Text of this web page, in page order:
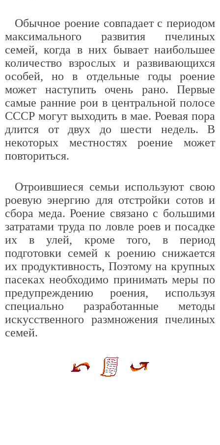
Обычное роение совпадает с периодом
максимального развития пчелиных
семей, когда в них бывает наибольшее
количество взрослых и развивающихся
особей, но в отдельные годы роение
может наступить очень рано. Первые
самые ранние рои в центральной полосе
СССР могут выходить в мае. Роевая пора
длится от двух до шести недель. В
некоторых местностях роение может
повториться.
Отроившиеся семьи используют свою
роевую энергию для отстройки сотов и
сбора меда. Роение связано с большими
затратами труда по ловле роев и посадке
их в улей, кроме того, в период
подготовки семей к роению снижается
их продуктивность, Поэтому на крупных
пасеках необходимо принимать меры по
предупреждению роения, используя
специально разработанные методы
искусственного размножения пчелиных
семей.